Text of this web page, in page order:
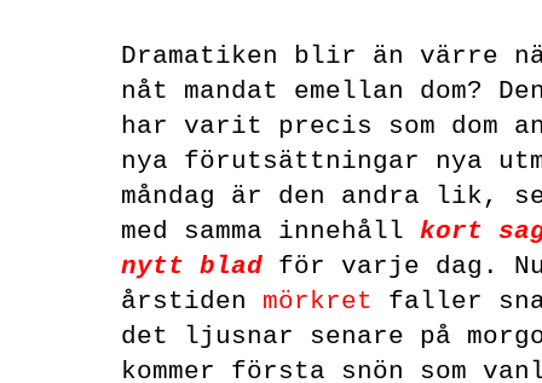
Dramatiken blir än värre
nåt mandat emellan dom?
har varit precis som dom
nya förutsättningar nya
måndag är den andra lik,
med samma innehåll kort
nytt blad för varje dag.
årstiden mörkret faller
det ljusnar senare på
kommer första snön som